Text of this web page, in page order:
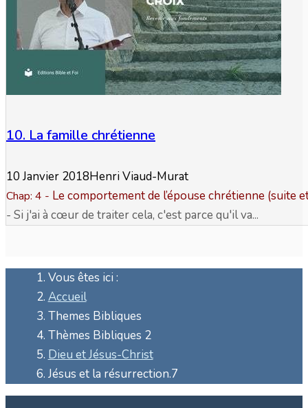
10. La famille chrétienne
10 Janvier 2018Henri Viaud-Murat
Chap: 4 - Le comportement de l’épouse chrétienne (suite
- Si j'ai à cœur de traiter cela, c'est parce qu'il va...
Vous êtes ici :
Accueil
Themes Bibliques
Thèmes Bibliques 2
Dieu et Jésus-Christ
Jésus et la résurrection.7